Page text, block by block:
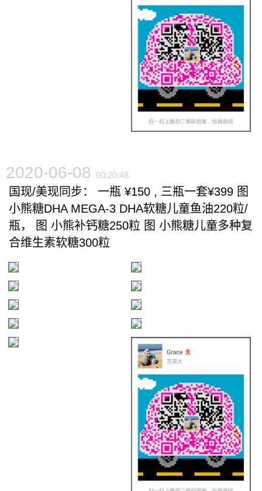
2020-06-08 00:20:48
国现/美现同步： 一瓶 ¥150 , 三瓶一套¥399 图️
小熊糖DHA MEGA-3 DHA软糖儿童鱼油220粒/
瓶， 图️ 小熊补钙糖250粒 图️ 小熊糖儿童多种复
合维生素软糖300粒